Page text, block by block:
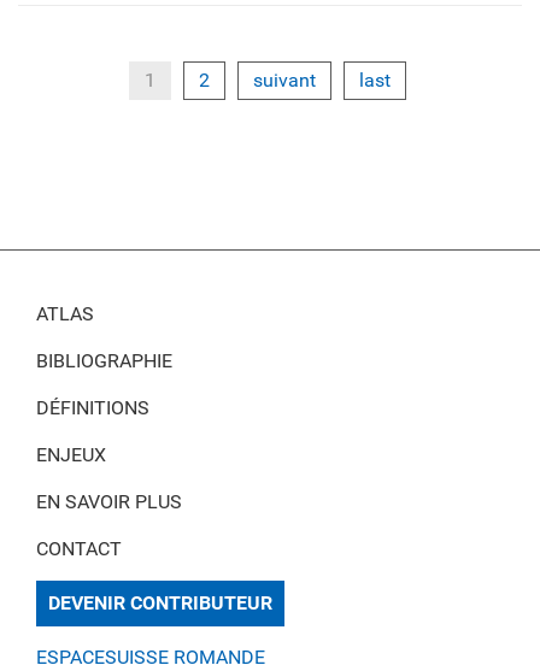
1 2 suivant last
ATLAS
BIBLIOGRAPHIE
DÉFINITIONS
ENJEUX
EN SAVOIR PLUS
CONTACT
DEVENIR CONTRIBUTEUR
ESPACESUISSE ROMANDE